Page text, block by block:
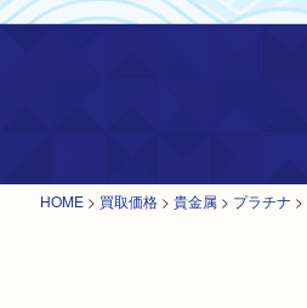
HOME > 買取価格 > 貴金属 > プラチナ >